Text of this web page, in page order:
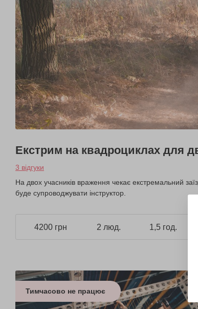
Екстрим на квадроциклах для
3 відгуки
На двох учасників враження чекає екстремальний
буде супроводжувати інструктор.
4200 грн 2 люд. 1,5 год.
Тимчасово не працює